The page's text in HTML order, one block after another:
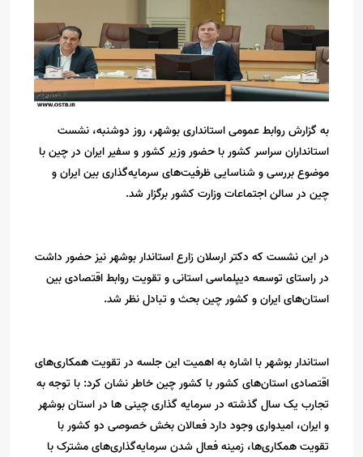
به گزارش روابط عمومی استانداری بوشهر، روز دوشنبه، نشست
استانداران سراسر کشور با حضور وزیر کشور و سفیر ایران در چین با
موضوع بررسی و شناسایی ظرفیت‌های سرمایه‌گذاری بین ایران و‌
چین در سالن اجتماعات وزارت کشور برگزار شد.
در این نشست که دکتر ارسلان زارع استاندار بوشهر نیز حضور داشت
در راستای توسعه دیپلماسی استانی و تقویت روابط اقتصادی بین
استان‌های ایران و کشور چین بحث و تبادل نظر شد.
استاندار بوشهر با اشاره به اهمیت این جلسه در تقویت همکاری‌های
اقتصادی استان‌های کشور با کشور چین خاطر نشان کرد: با توجه به
تجارب یک سال گذشته در سرمایه گذاری چینی ها در استان بوشهر
و ایران، امیدواری وجود دارد فعالان بخش خصوصی دو کشور با
تقویت همکاری‌ها، زمینه فعال شدن سرمایه‌گذاری‌های مشترک با